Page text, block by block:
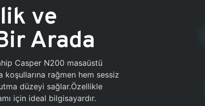
ve
Arada
Casper N200 masaüstü
rağmen hem sessiz
düzeyi sağlar.Özellikle
için ideal bilgisayardır.